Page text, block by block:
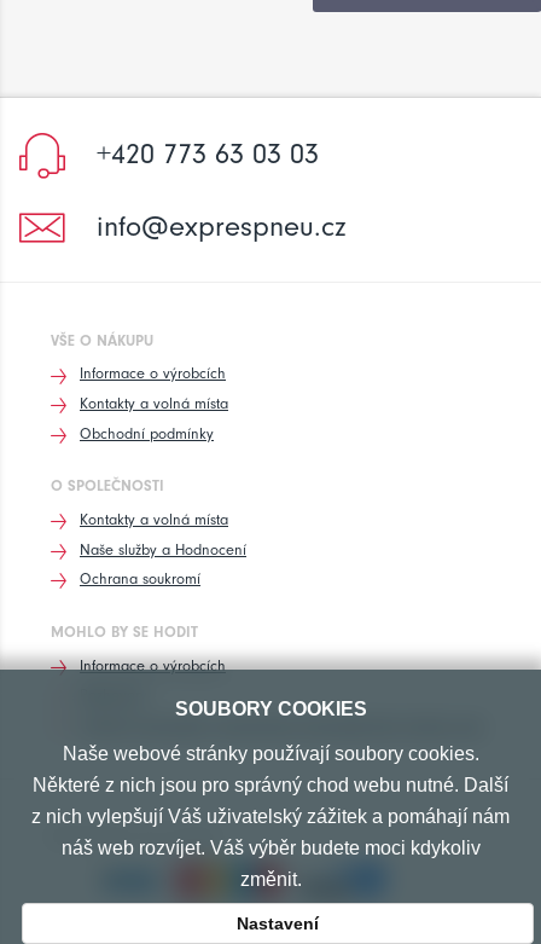
+420 773 63 03 03
info@exprespneu.cz
VŠE O NÁKUPU
Informace o výrobcích
Kontakty a volná místa
Obchodní podmínky
O SPOLEČNOSTI
Kontakty a volná místa
Naše služby a Hodnocení
Ochrana soukromí
MOHLO BY SE HODIT
Informace o výrobcích
PŘIJÍMÁME TYTO PLATBY
SOUBORY COOKIES
Naše webové stránky používají soubory cookies.
Některé z nich jsou pro správný chod webu nutné. Další
z nich vylepšují Váš uživatelský zážitek a pomáhají nám
náš web rozvíjet. Váš výběr budete moci kdykoliv
změnit.
Nastavení